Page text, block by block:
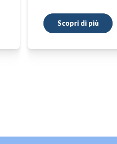
Scopri di più